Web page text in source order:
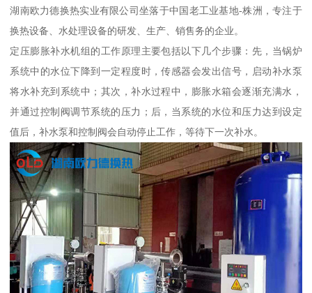
湖南欧力德换热实业有限公司坐落于中国老工业基地-株洲，专注于
换热设备、水处理设备的研发、生产、销售务的企业。
定压膨胀补水机组的工作原理主要包括以下几个步骤：先，当锅炉
系统中的水位下降到一定程度时，传感器会发出信号，启动补水泵
将水补充到系统中；其次，补水过程中，膨胀水箱会逐渐充满水，
并通过控制阀调节系统的压力；后，当系统的水位和压力达到设定
值后，补水泵和控制阀会自动停止工作，等待下一次补水。